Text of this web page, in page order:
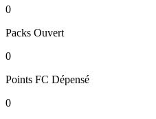
0
Packs Ouvert
0
Points FC Dépensé
0